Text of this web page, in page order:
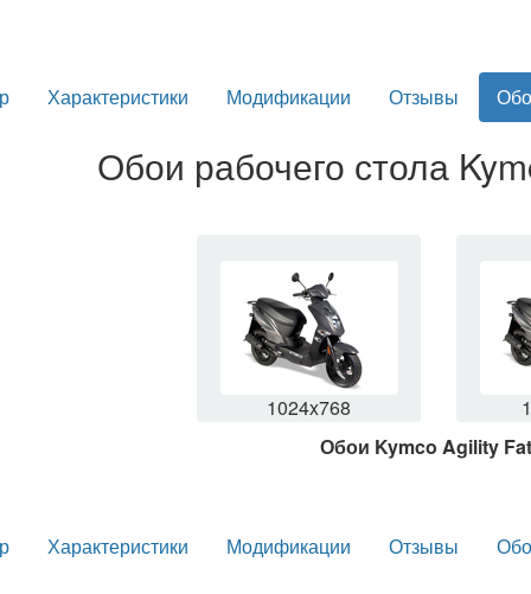
Характеристики Модификации Отзывы
Обои рабочего стола
1024x768
Обои Kymco Agility
Характеристики Модификации Отзывы